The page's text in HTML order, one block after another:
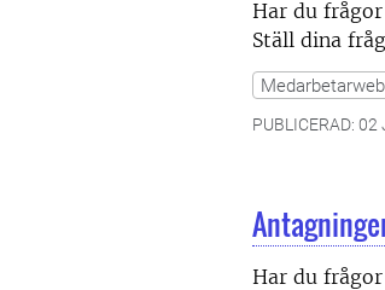
Har du
Ställ dina
PUBLICERAD: 02
Har du